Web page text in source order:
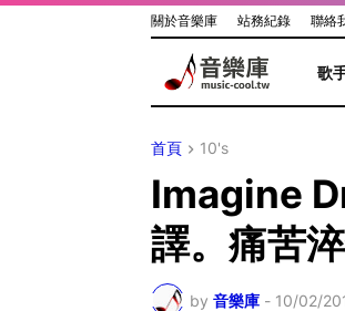
關於音樂庫 站務紀錄 聯絡
歌
首頁 10's
Imagine
譯。痛苦
by 音樂庫 - 10/02/